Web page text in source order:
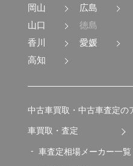
岡山
広島
山口
徳島
香川
愛媛
高知
中古車買取・中古車査定の
車買取・査定
車査定相場メーカー一覧